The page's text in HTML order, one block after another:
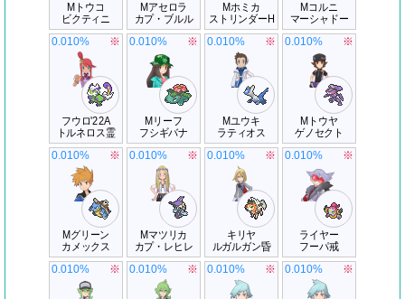
Mトウコ
ビクティニ
Mアセロラ
カプ・ブルル
Mホミカ
ストリンダーH
Mコルニ
マーシャドー
フウロ'22A
トルネロス霊
0.010% ※
Mリーフ
フシギバナ
0.010% ※
Mユウキ
ラティオス
0.010% ※
Mトウヤ
ゲノセクト
0.010% ※
Mグリーン
カメックス
0.010% ※
Mマツリカ
カプ・レヒレ
0.010% ※
キリヤ
ルガルガン昏
0.010% ※
ライヤー
フーパ戒
0.010% ※
0.010% ※ 0.010% ※ 0.010% ※ 0.010% ※